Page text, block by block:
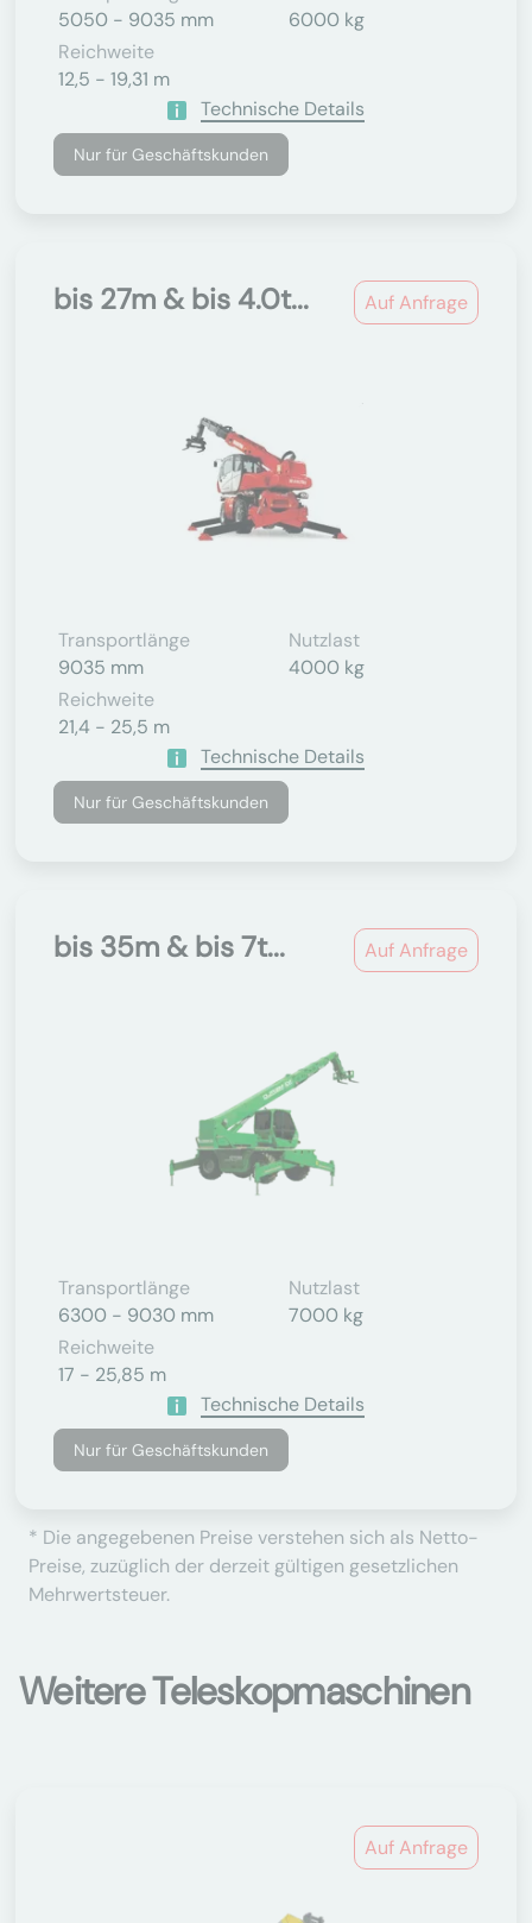
5050 - 9035 mm
6000 kg
Reichweite
12,5 - 19,31 m
Technische Details
Nur für Geschäftskunden
Auf Anfrage
bis 27m & bis 4.0t...
Transportlänge
9035 mm
Nutzlast
4000 kg
Reichweite
21,4 - 25,5 m
Technische Details
Nur für Geschäftskunden
Auf Anfrage
bis 35m & bis 7t...
Transportlänge
6300 - 9030 mm
Nutzlast
7000 kg
Reichweite
17 - 25,85 m
Technische Details
Nur für Geschäftskunden
* Die angegebenen Preise verstehen sich als Netto-
Preise, zuzüglich der derzeit gültigen gesetzlichen
Mehrwertsteuer.
Weitere Teleskopmaschinen
Auf Anfrage